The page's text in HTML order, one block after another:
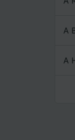
A
A